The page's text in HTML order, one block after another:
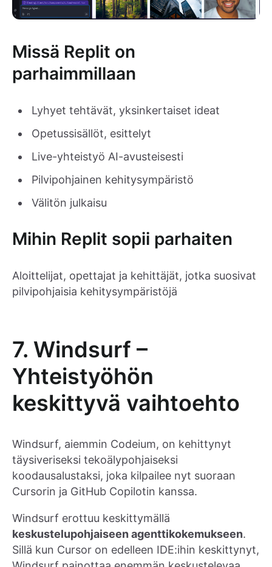
Missä Replit on
parhaimmillaan
Lyhyet tehtävät, yksinkertaiset ideat
Opetussisällöt, esittelyt
Live-yhteistyö AI-avusteisesti
Pilvipohjainen kehitysympäristö
Välitön julkaisu
Mihin Replit sopii parhaiten
Aloittelijat, opettajat ja kehittäjät, jotka suosivat
pilvipohjaisia kehitysympäristöjä
7. Windsurf –
Yhteistyöhön
keskittyvä vaihtoehto
Windsurf, aiemmin Codeium, on kehittynyt
täysiveriseksi tekoälypohjaiseksi
koodausalustaksi, joka kilpailee nyt suoraan
Cursorin ja GitHub Copilotin kanssa.
Windsurf erottuu keskittymällä
keskustelupohjaiseen agenttikokemukseen.
Sillä kun Cursor on edelleen IDE:ihin keskittynyt,